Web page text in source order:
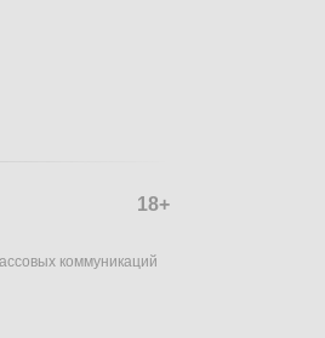
18+
коммуникаций